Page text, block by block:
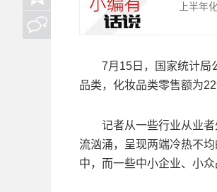
上半年
7月15日，国家统计局公
品类，化妆品类零售额为
记者从一些行业从业者
流汹涌，呈现两端冷热不
中，而一些中小企业、小众